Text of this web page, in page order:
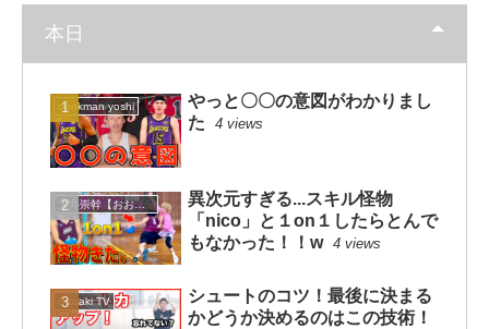
本日
dunkman yoshi
やっと〇〇の意図がわかりまし
た
4 views
大井崇幹【おおいたかよし】
異次元すぎる...スキル怪物
「nico」と１on１したらとんで
もなかった！！w 4 views
mituaki TV
シュートのコツ！最後に決まる
かどうか決めるのはこの技術！